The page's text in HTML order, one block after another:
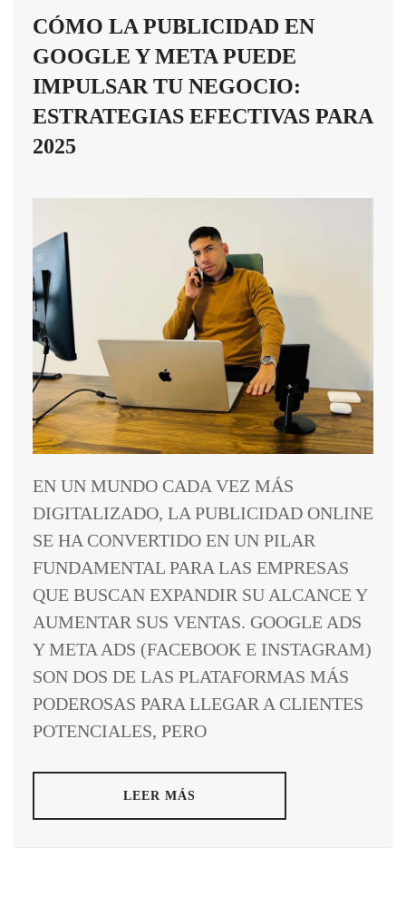
CÓMO LA PUBLICIDAD EN
GOOGLE Y META PUEDE
IMPULSAR TU NEGOCIO:
ESTRATEGIAS EFECTIVAS PARA
2025
EN UN MUNDO CADA VEZ MÁS
DIGITALIZADO, LA PUBLICIDAD ONLINE
SE HA CONVERTIDO EN UN PILAR
FUNDAMENTAL PARA LAS EMPRESAS
QUE BUSCAN EXPANDIR SU ALCANCE Y
AUMENTAR SUS VENTAS. GOOGLE ADS
Y META ADS (FACEBOOK E INSTAGRAM)
SON DOS DE LAS PLATAFORMAS MÁS
PODEROSAS PARA LLEGAR A CLIENTES
POTENCIALES, PERO
LEER MÁS